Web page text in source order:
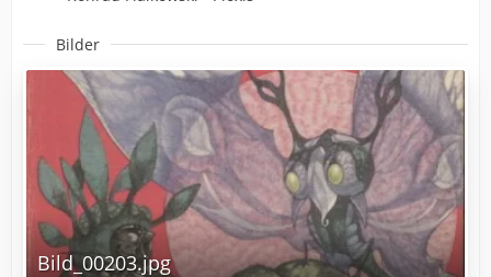
Bilder
Bild_00203.jpg